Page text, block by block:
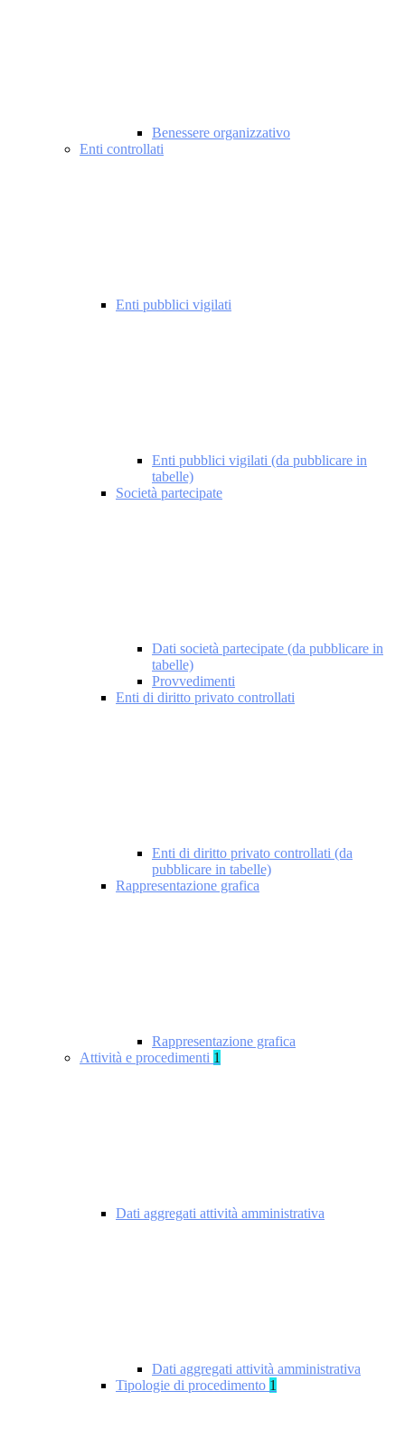
Benessere organizzativo
Enti controllati
Enti pubblici vigilati
Enti pubblici vigilati (da pubblicare in
tabelle)
Società partecipate
Dati società partecipate (da pubblicare in
tabelle)
Provvedimenti
Enti di diritto privato controllati
Enti di diritto privato controllati (da
pubblicare in tabelle)
Rappresentazione grafica
Rappresentazione grafica
Attività e procedimenti 1
Dati aggregati attività amministrativa
Dati aggregati attività amministrativa
Tipologie di procedimento 1